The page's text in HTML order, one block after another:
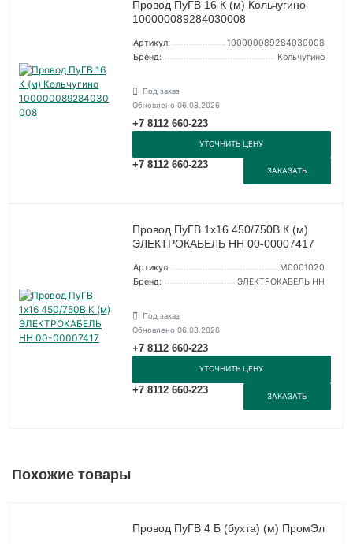
Провод ПуГВ 16 К (м) Кольчугино
100000089284030008
Артикул:
100000089284030008
Бренд:
Кольчугино
Под заказ
Обновлено 06.08.2026
+7 8112 660-223
УТОЧНИТЬ ЦЕНУ
+7 8112 660-223
ЗАКАЗАТЬ
Провод ПуГВ 1х16 450/750В К (м)
ЭЛЕКТРОКАБЕЛЬ НН 00-00007417
Артикул:
M0001020
Бренд:
ЭЛЕКТРОКАБЕЛЬ НН
Под заказ
Обновлено 06.08.2026
+7 8112 660-223
УТОЧНИТЬ ЦЕНУ
+7 8112 660-223
ЗАКАЗАТЬ
Похожие товары
Провод ПуГВ 4 Б (бухта) (м) ПромЭл